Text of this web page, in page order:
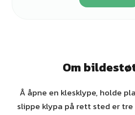
Om
Å åpne en klesklype, holde
slippe klypa på rett sted er